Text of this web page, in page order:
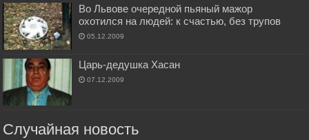
Во Львове очередной пьяный мажор
охотился на людей: к счастью, без трупов
05.12.2009
Царь-дедушка Хасан
07.12.2009
Случайная новость